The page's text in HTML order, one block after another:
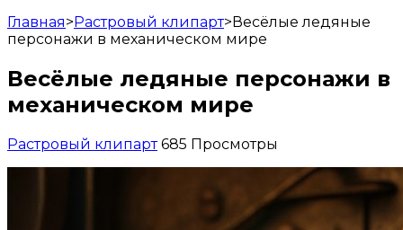
Главная>Растровый клипарт>Весёлые ледяные
персонажи в механическом мире
Весёлые ледяные персонажи в
механическом мире
Растровый клипарт 685 Просмотры